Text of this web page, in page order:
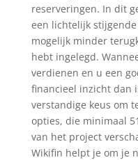
reserveringen. In dit
een lichtelijk
mogelijk minder
hebt ingelegd.
verdienen en u een
financieel inzicht dan
verstandige keus om
opties, die minimaal
van het project
Wikifin helpt je om je